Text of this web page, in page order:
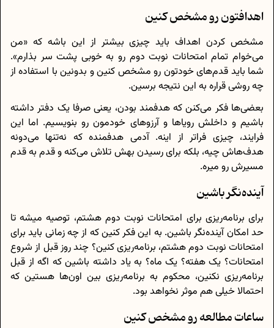
اهدافتون رو مشخص کنین
مشخص کردن اهداف باید چیزی بیشتر از این باشه که «من
می‌خوام تمام امتحانات نوبت دوم رو به خوبی پشت سر بذارم».
شما باید قدم‌های خودتون رو مشخص کنین و بدونین با استفاده از
چه روشی قراره به این نتیجه برسین.
بعضی‌ها فکر می‌کنن که هدفمند بودن، یعنی صرفا یک دفتر داشته
باشیم و داخلش رویاها و آرزوهای خودمون رو بنویسیم. اما این
فرایند، چیزی فراتر از اینه. آدمی هدفمنده که نه‌تنها می‌دونه
هدف‌هاش چیه، بلکه برای رسیدن بهش تلاش می‌کنه و قدم به قدم
مسیرش رو میره.
آینده‌نگر باشین
برای برنامه‌ریزی برای امتحانات نوبت دوم هشتم، توصیه میشه تا
حد امکان آینده‌نگر باشین. به این فکر کنین که از چه زمانی باید برای
امتحانات نوبت دوم هشتم، برنامه‌ریزی کنین؟ چند روز قبل از شروع
امتحانات؟ یک هفته؟ یک ماه؟ به یاد داشته باشین که اگه از قبل
برنامه‌ریزی نکنین، محکوم به برنامه‌ریزی بین اون‌ها هستین که
احتمالا خیلی هم موثر نخواهد بود.
ساعات مطالعه رو مشخص کنین